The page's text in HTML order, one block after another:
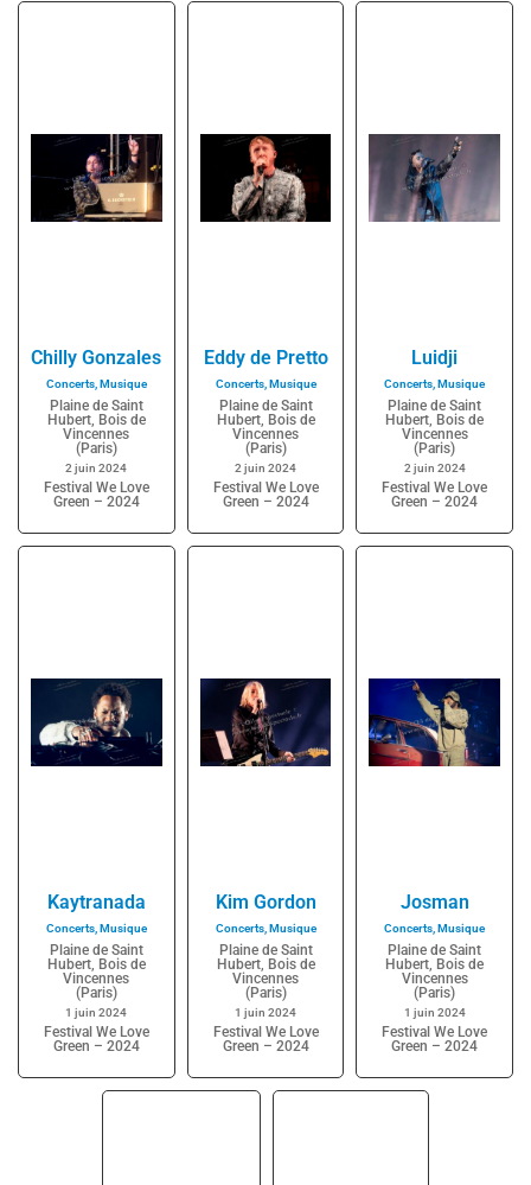
Chilly Gonzales
Concerts,Musique
Plaine de Saint
Hubert, Bois de
Vincennes
(Paris)
2 juin 2024
Festival We Love
Green – 2024
Eddy de Pretto
Concerts,Musique
Plaine de Saint
Hubert, Bois de
Vincennes
(Paris)
2 juin 2024
Festival We Love
Green – 2024
Luidji
Concerts,Musique
Plaine de Saint
Hubert, Bois de
Vincennes
(Paris)
2 juin 2024
Festival We Love
Green – 2024
Kaytranada
Concerts,Musique
Plaine de Saint
Hubert, Bois de
Vincennes
(Paris)
1 juin 2024
Festival We Love
Green – 2024
Kim Gordon
Concerts,Musique
Plaine de Saint
Hubert, Bois de
Vincennes
(Paris)
1 juin 2024
Festival We Love
Green – 2024
Josman
Concerts,Musique
Plaine de Saint
Hubert, Bois de
Vincennes
(Paris)
1 juin 2024
Festival We Love
Green – 2024